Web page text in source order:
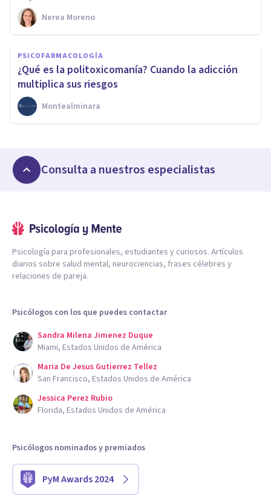
Nerea Moreno
PSICOFARMACOLOGÍA
¿Qué es la politoxicomanía? Cuando la adicción
multiplica sus riesgos
Montealminara
Consulta a nuestros especialistas
Psicología para profesionales, estudiantes y curiosos. Artículos
diarios sobre salud mental, neurociencias, frases célebres y
relaciones de pareja.
Psicólogos con los que puedes contactar
Sandra Milena Jimenez Duque
Miami, Estados Unidos de América
Maria De Jesus Gutierrez Tellez
San Francisco, Estados Unidos de América
Jessica Perez Rubio
Florida, Estados Unidos de América
Psicólogos nominados y premiados
PyM Awards 2024